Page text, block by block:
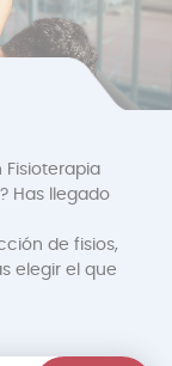
Fisioterapia
Has llegado
de fisios,
elegir el que